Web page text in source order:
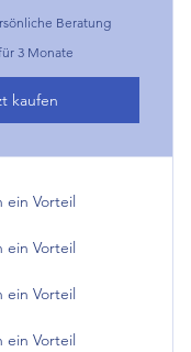
Beratung
3 Monate
kaufen
ein Vorteil
ein Vorteil
ein Vorteil
ein Vorteil